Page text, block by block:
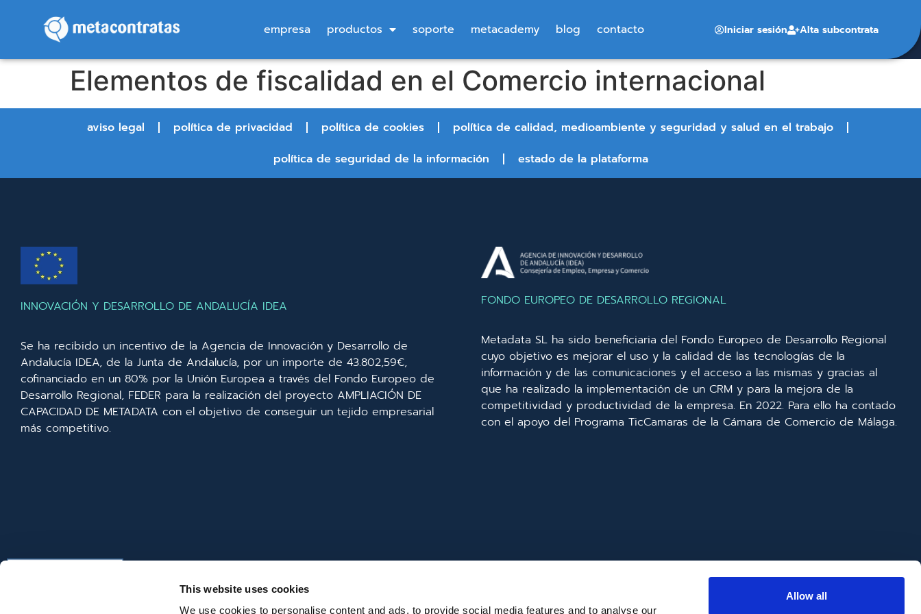
This website uses cookies
We use cookies to personalise content and ads, to provide social media features and to analyse our
Allow all
empresa productos soporte metacademy blog contacto Iniciar sesión Alta subcontrata
Elementos de fiscalidad en el Comercio internacional
aviso legal política de privacidad política de cookies
política de calidad, medioambiente y seguridad y salud en el trabajo
política de seguridad de la información
estado de la plataforma
INNOVACIÓN Y DESARROLLO DE ANDALUCÍA IDEA
Se ha recibido un incentivo de la Agencia de Innovación y Desarrollo de
Andalucía IDEA, de la Junta de Andalucía, por un importe de 43.802,59€,
cofinanciado en un 80% por la Unión Europea a través del Fondo Europeo de
Desarrollo Regional, FEDER para la realización del proyecto AMPLIACIÓN DE
CAPACIDAD DE METADATA con el objetivo de conseguir un tejido empresarial
más competitivo.
FONDO EUROPEO DE DESARROLLO REGIONAL
Metadata SL ha sido beneficiaria del Fondo Europeo de Desarrollo Regional
cuyo objetivo es mejorar el uso y la calidad de las tecnologías de la
información y de las comunicaciones y el acceso a las mismas y gracias al
que ha realizado la implementación de un CRM y para la mejora de la
competitividad y productividad de la empresa. En 2022. Para ello ha contado
con el apoyo del Programa TicCamaras de la Cámara de Comercio de Málaga.